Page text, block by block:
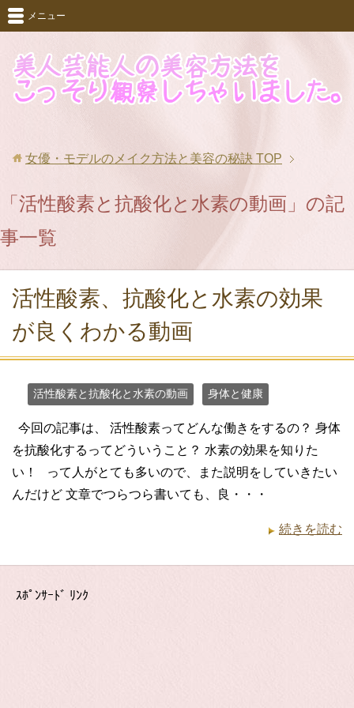
メニュー
女優・モデルのメイク方法と美容の秘訣 TOP
「活性酸素と抗酸化と水素の動画」の記
事一覧
活性酸素、抗酸化と水素の効果
が良くわかる動画
活性酸素と抗酸化と水素の動画 身体と健康
今回の記事は、 活性酸素ってどんな働きをするの？ 身体
を抗酸化するってどういうこと？ 水素の効果を知りた
い！ って人がとても多いので、また説明をしていきたい
んだけど 文章でつらつら書いても、良・・・
続きを読む
ｽﾎﾟﾝｻｰﾄﾞ ﾘﾝｸ